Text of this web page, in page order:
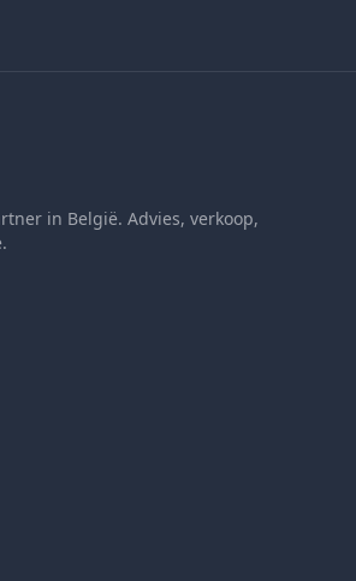
in België. Advies, verkoop,